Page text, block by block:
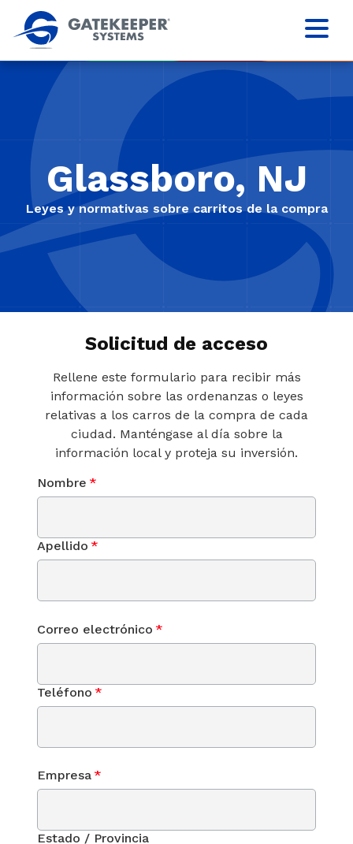
Glassboro, NJ
Leyes y normativas sobre carritos de la compra
Solicitud de acceso
Rellene este formulario para recibir más
información sobre las ordenanzas o leyes
relativas a los carros de la compra de cada
ciudad. Manténgase al día sobre la
información local y proteja su inversión.
Nombre *
Apellido *
Correo electrónico *
Teléfono *
Empresa *
Estado / Provincia